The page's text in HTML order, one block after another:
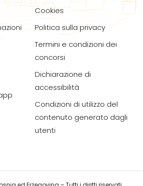
Cookies
Politica sulla privacy
Termini e condizioni dei
concorsi
Dichiarazione di
accessibilità
Condizioni di utilizzo del
contenuto generato dagli
utenti